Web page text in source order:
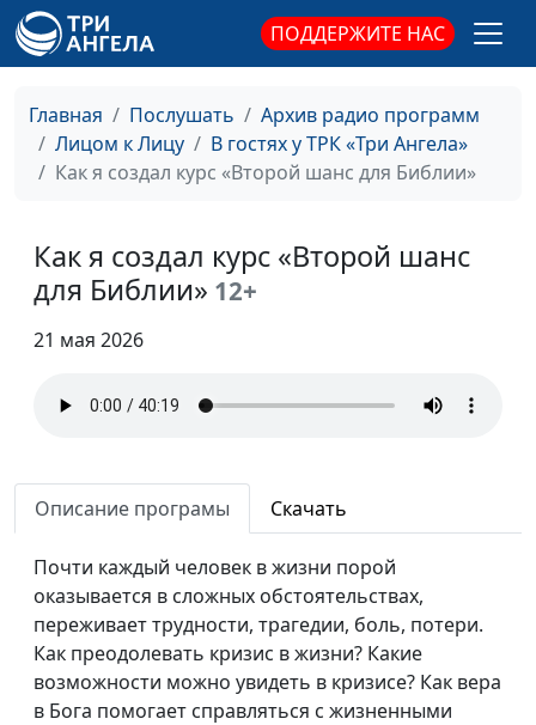
ПОДДЕРЖИТЕ НАС
Главная Послушать
Архив радио программ
Лицом к Лицу
В гостях у ТРК «Три Ангела»
Как я создал курс «Второй шанс для Библии»
Как я создал курс «Второй шанс
для Библии» 12+
21 мая 2026
Описание програмы Скачать
Почти каждый человек в жизни порой
оказывается в сложных обстоятельствах,
переживает трудности, трагедии, боль, потери.
Как преодолевать кризис в жизни? Какие
возможности можно увидеть в кризисе? Как вера
в Бога помогает справляться с жизненными